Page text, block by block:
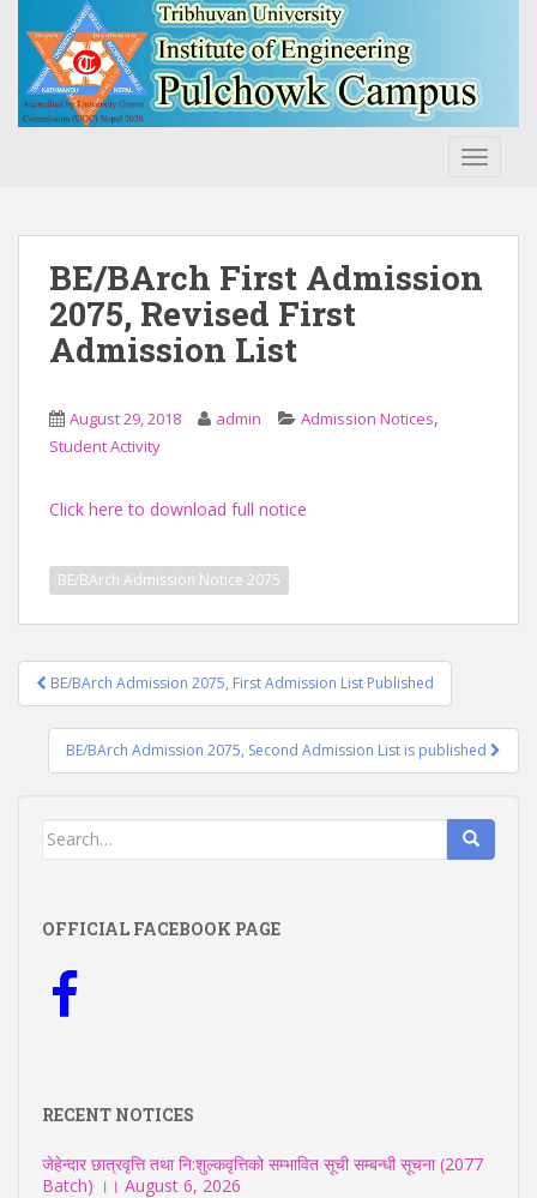
BE/BArch First Admission
2075, Revised First
Admission List
August 29, 2018 admin Admission Notices,
Student Activity
Click here to download full notice
BE/BArch Admission Notice 2075
Post
navigation
BE/BArch Admission 2075, First Admission List Published
BE/BArch Admission 2075, Second Admission List is published
Search
OFFICIAL FACEBOOK PAGE
RECENT NOTICES
जेहेन्दार छात्रवृत्ति तथा नि:शुल्कवृत्तिको सम्भावित सूची सम्बन्धी सूचना (2077
Batch) ।। August 6, 2026